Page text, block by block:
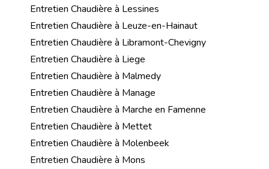
Entretien Chaudière à Lessines
Entretien Chaudière à Leuze-en-Hainaut
Entretien Chaudière à Libramont-Chevigny
Entretien Chaudière à Liege
Entretien Chaudière à Malmedy
Entretien Chaudière à Manage
Entretien Chaudière à Marche en Famenne
Entretien Chaudière à Mettet
Entretien Chaudière à Molenbeek
Entretien Chaudière à Mons